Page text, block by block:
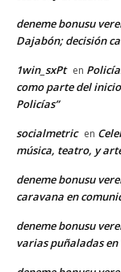
deneme bonusu
Dajabón; decisión
1win_sxPt en
como parte del
Policías”
socialmetric en
música, teatro, y
deneme bonusu
caravana en
deneme bonusu
varias puñaladas en